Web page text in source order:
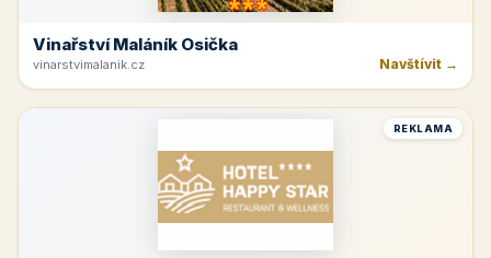
Vinařství Maláník Osička
vinarstvimalanik.cz Navštívit →
REKLAMA